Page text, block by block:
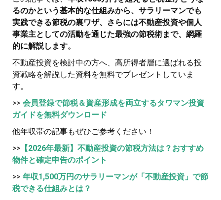
るのかという基本的な仕組みから、サラリーマンでも
実践できる節税の裏ワザ、さらには不動産投資や個人
事業主としての活動を通じた最強の節税術まで、網羅
的に解説します。
不動産投資を検討中の方へ、高所得者層に選ばれる投
資戦略を解説した資料を無料でプレゼントしていま
す。
>> 会員登録で節税＆資産形成を両立するタワマン投資
ガイドを無料ダウンロード
他年収帯の記事もぜひご参考ください！
>> 【2026年最新】不動産投資の節税方法は？おすすめ
物件と確定申告のポイント
>> 年収1,500万円のサラリーマンが「不動産投資」で節
税できる仕組みとは？